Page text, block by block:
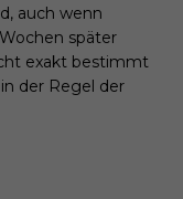
auch wenn
später
exakt bestimmt
der Regel der